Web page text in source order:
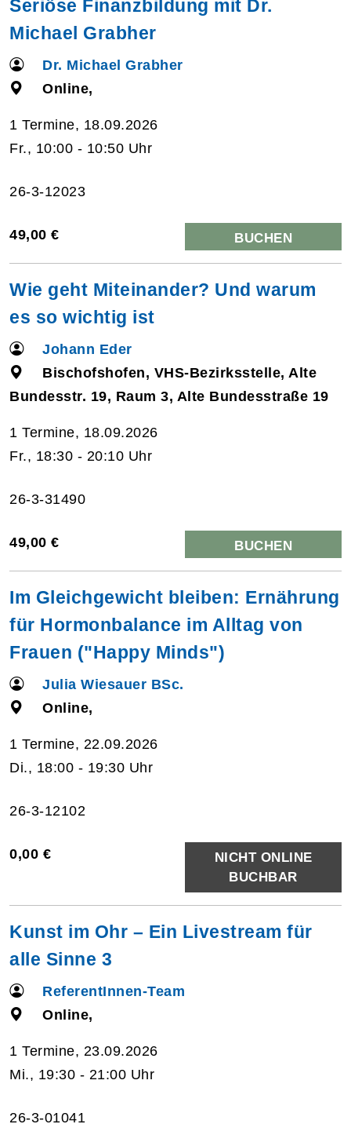
Seriöse Finanzbildung mit Dr.
Michael Grabher
Dr. Michael Grabher
Online,
1 Termine, 18.09.2026
Fr., 10:00 - 10:50 Uhr
26-3-12023
49,00 € BUCHEN
Wie geht Miteinander? Und warum
es so wichtig ist
Johann Eder
Bischofshofen, VHS-Bezirksstelle, Alte
Bundesstr. 19, Raum 3, Alte Bundesstraße 19
1 Termine, 18.09.2026
Fr., 18:30 - 20:10 Uhr
26-3-31490
49,00 € BUCHEN
Im Gleichgewicht bleiben: Ernährung
für Hormonbalance im Alltag von
Frauen ("Happy Minds")
Julia Wiesauer BSc.
Online,
1 Termine, 22.09.2026
Di., 18:00 - 19:30 Uhr
26-3-12102
0,00 €
NICHT ONLINE
BUCHBAR
Kunst im Ohr – Ein Livestream für
alle Sinne 3
ReferentInnen-Team
Online,
1 Termine, 23.09.2026
Mi., 19:30 - 21:00 Uhr
26-3-01041